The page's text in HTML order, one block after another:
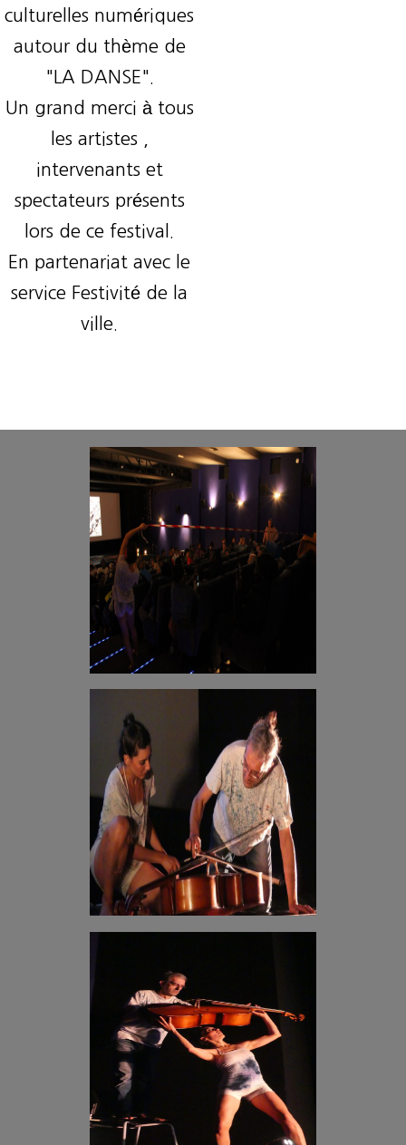
culturelles numériques
autour du thème de
"LA DANSE".
Un grand merci à tous
les artistes ,
intervenants et
spectateurs présents
lors de ce festival.
En partenariat avec le
service Festivité de la
ville.